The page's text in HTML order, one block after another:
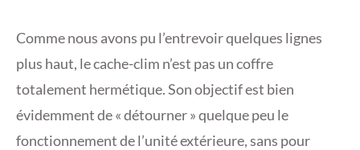
Comme nous avons pu l’entrevoir quelques lignes
plus haut, le cache-clim n’est pas un coffre
totalement hermétique. Son objectif est bien
évidemment de « détourner » quelque peu le
fonctionnement de l’unité extérieure, sans pour